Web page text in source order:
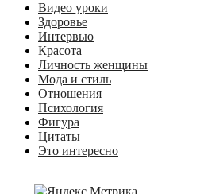
Видео уроки
Здоровье
Интервью
Красота
Личность женщины
Мода и стиль
Отношения
Психология
Фигура
Цитаты
Это интересно